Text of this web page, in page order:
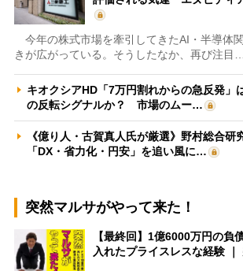
今年の株式市場を牽引してきたAI・半導体
きが広がっている。そうしたなか、再び注目…
キオクシアHD「7万円割れからの急反発」
の反転シグナルか？ 市場のムー…
《億り人・古賀真人氏が厳選》野村総合研
「DX・省力化・円安」を追い風に…
突然マルサがやって来た！
【最終回】1億6000万円の負
入れたプライスレスな経験